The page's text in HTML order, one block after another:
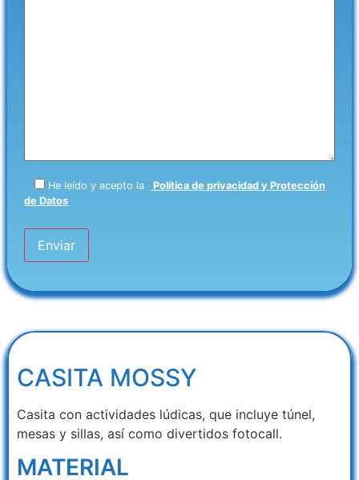
He leído y acepto la
Política de privacidad y Protección
de Datos
CASITA MOSSY
Casita con actividades lúdicas, que incluye túnel,
mesas y sillas, así como divertidos fotocall.
MATERIAL